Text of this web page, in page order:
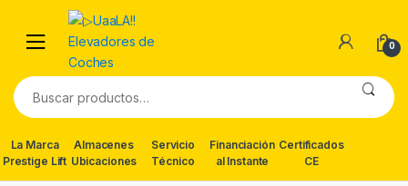
navigation
content
0
Buscar
por:
La Marca
Prestige Lift
Almacenes
Ubicaciones
Servicio
Técnico
Financiación
al Instante
Certificados
CE